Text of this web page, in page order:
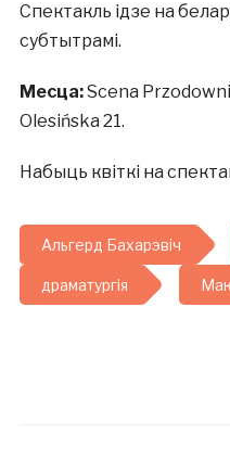
Спектакль ідзе на
субтытрамі.
Месца:Scena
Olesińska 21.
Набыць квіткі на
Альгерд Бахарэвіч
драматургія